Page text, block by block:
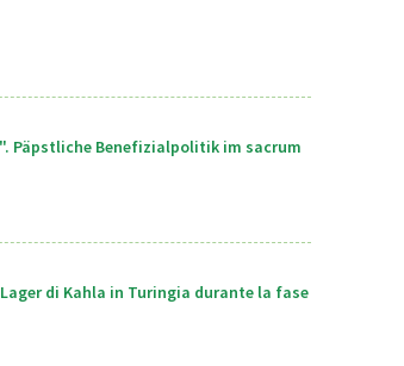
Päpstliche Benefizialpolitik im sacrum
di Kahla in Turingia durante la fase